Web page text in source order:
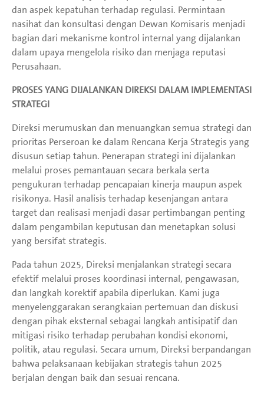
dan aspek kepatuhan terhadap regulasi. Permintaan
nasihat dan konsultasi dengan Dewan Komisaris menjadi
bagian dari mekanisme kontrol internal yang dijalankan
dalam upaya mengelola risiko dan menjaga reputasi
Perusahaan.
PROSES YANG DIJALANKAN DIREKSI DALAM IMPLEMENTASI
STRATEGI
Direksi merumuskan dan menuangkan semua strategi dan
prioritas Perseroan ke dalam Rencana Kerja Strategis yang
disusun setiap tahun. Penerapan strategi ini dijalankan
melalui proses pemantauan secara berkala serta
pengukuran terhadap pencapaian kinerja maupun aspek
risikonya. Hasil analisis terhadap kesenjangan antara
target dan realisasi menjadi dasar pertimbangan penting
dalam pengambilan keputusan dan menetapkan solusi
yang bersifat strategis.
Pada tahun 2025, Direksi menjalankan strategi secara
efektif melalui proses koordinasi internal, pengawasan,
dan langkah korektif apabila diperlukan. Kami juga
menyelenggarakan serangkaian pertemuan dan diskusi
dengan pihak eksternal sebagai langkah antisipatif dan
mitigasi risiko terhadap perubahan kondisi ekonomi,
politik, atau regulasi. Secara umum, Direksi berpandangan
bahwa pelaksanaan kebijakan strategis tahun 2025
berjalan dengan baik dan sesuai rencana.